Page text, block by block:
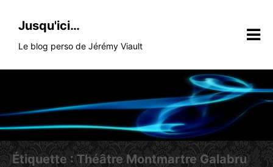
Jusqu'ici…
Le blog perso de Jérémy Viault
Étiquette :Théâtre Montmartre Galabru